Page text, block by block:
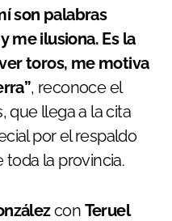
son palabras
me ilusiona. Es la
toros, me motiva
, reconoce el
que llega a la cita
por el respaldo
toda la provincia.
con Teruel